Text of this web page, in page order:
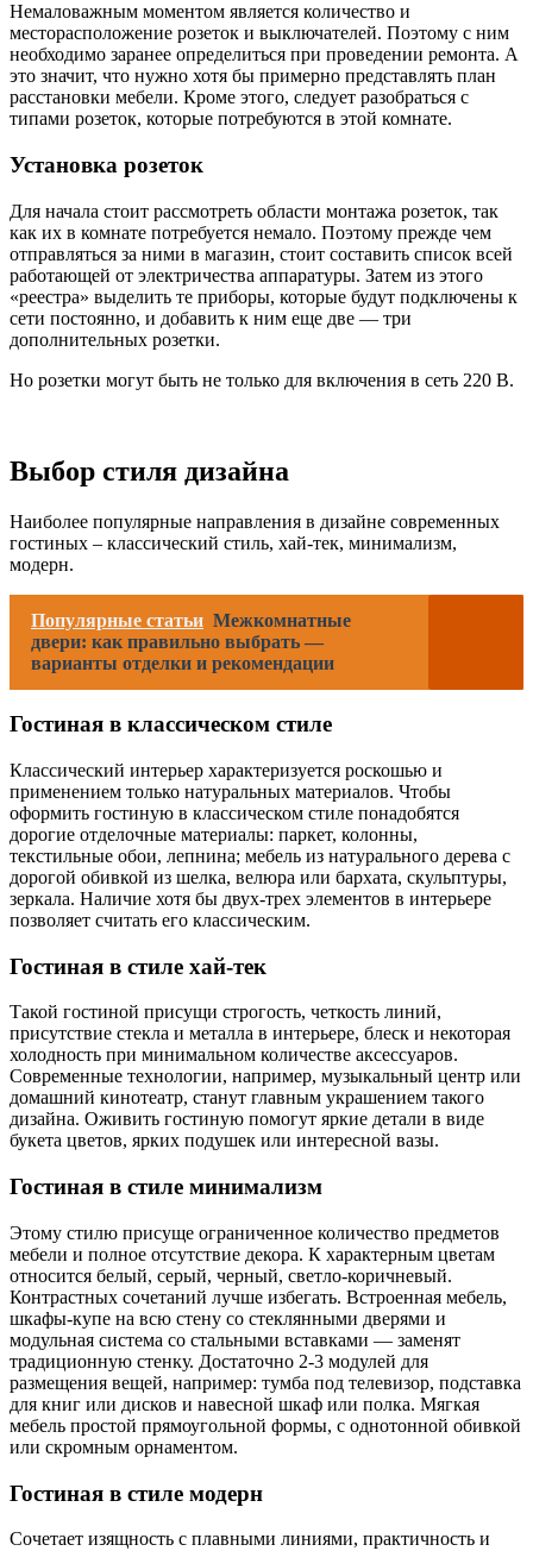
Немаловажным моментом является количество и
месторасположение розеток и выключателей. Поэтому с ним
необходимо заранее определиться при проведении ремонта. А
это значит, что нужно хотя бы примерно представлять план
расстановки мебели. Кроме этого, следует разобраться с
типами розеток, которые потребуются в этой комнате.
Установка розеток
Для начала стоит рассмотреть области монтажа розеток, так
как их в комнате потребуется немало. Поэтому прежде чем
отправляться за ними в магазин, стоит составить список всей
работающей от электричества аппаратуры. Затем из этого
«реестра» выделить те приборы, которые будут подключены к
сети постоянно, и добавить к ним еще две — три
дополнительных розетки.
Но розетки могут быть не только для включения в сеть 220 В.
Выбор стиля дизайна
Наиболее популярные направления в дизайне современных
гостиных – классический стиль, хай-тек, минимализм,
модерн.
Популярные статьи Межкомнатные
двери: как правильно выбрать —
варианты отделки и рекомендации
Гостиная в классическом стиле
Классический интерьер характеризуется роскошью и
применением только натуральных материалов. Чтобы
оформить гостиную в классическом стиле понадобятся
дорогие отделочные материалы: паркет, колонны,
текстильные обои, лепнина; мебель из натурального дерева с
дорогой обивкой из шелка, велюра или бархата, скульптуры,
зеркала. Наличие хотя бы двух-трех элементов в интерьере
позволяет считать его классическим.
Гостиная в стиле хай-тек
Такой гостиной присущи строгость, четкость линий,
присутствие стекла и металла в интерьере, блеск и некоторая
холодность при минимальном количестве аксессуаров.
Современные технологии, например, музыкальный центр или
домашний кинотеатр, станут главным украшением такого
дизайна. Оживить гостиную помогут яркие детали в виде
букета цветов, ярких подушек или интересной вазы.
Гостиная в стиле минимализм
Этому стилю присуще ограниченное количество предметов
мебели и полное отсутствие декора. К характерным цветам
относится белый, серый, черный, светло-коричневый.
Контрастных сочетаний лучше избегать. Встроенная мебель,
шкафы-купе на всю стену со стеклянными дверями и
модульная система со стальными вставками — заменят
традиционную стенку. Достаточно 2-3 модулей для
размещения вещей, например: тумба под телевизор, подставка
для книг или дисков и навесной шкаф или полка. Мягкая
мебель простой прямоугольной формы, с однотонной обивкой
или скромным орнаментом.
Гостиная в стиле модерн
Сочетает изящность с плавными линиями, практичность и